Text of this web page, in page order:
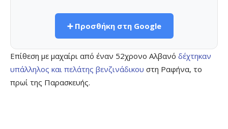
➕ Προσθήκη στη Google
Επίθεση με μαχαίρι από έναν 52χρονο Αλβανό δέχτηκαν
υπάλληλος και πελάτης βενζινάδικου στη Ραφήνα, το
πρωί της Παρασκευής.